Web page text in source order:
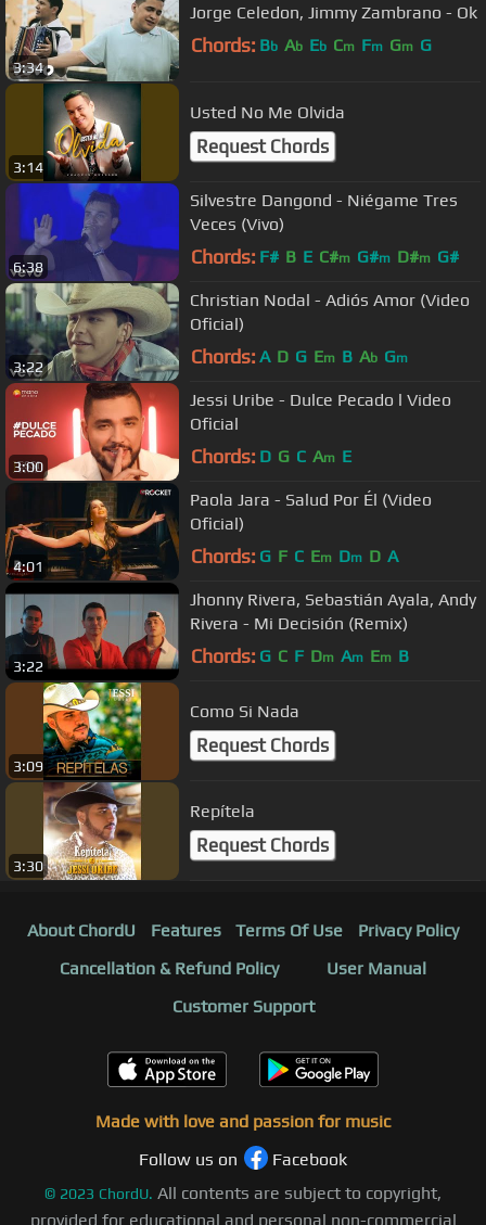
3:34
Jorge Celedon, Jimmy Zambrano - Ok
Chords: Bb Ab Eb Cm Fm Gm G
3:14
Usted No Me Olvida
Request Chords
6:38
Silvestre Dangond - Niégame Tres
Veces (Vivo)
Chords: F# B E C#m G#m D#m G#
3:22
Christian Nodal - Adiós Amor (Video
Oficial)
Chords: A D G Em B Ab Gm
3:00
Jessi Uribe - Dulce Pecado l Video
Oficial
Chords: D G C Am E
4:01
Paola Jara - Salud Por Él (Video
Oficial)
Chords: G F C Em Dm D A
3:22
Jhonny Rivera, Sebastián Ayala, Andy
Rivera - Mi Decisión (Remix)
Chords: G C F Dm Am Em B
3:09
Como Si Nada
Request Chords
3:30
Repítela
Request Chords
About ChordU Features Terms Of Use
Privacy Policy
Cancellation & Refund Policy
User Manual
Customer Support
Made with love and passion for music
Follow us on
Facebook
© 2023 ChordU. All contents are subject to copyright,
provided for educational and personal non-commercial